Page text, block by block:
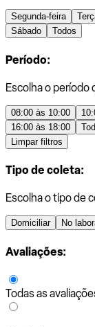
Segunda-feira
Sábado
Todos
Período:
Escolha o período
08:00 às 10:00
16:00 às 18:00
Limpar filtros
Tipo de coleta:
Escolha o tipo de
Domiciliar No
Avaliações:
Todas as